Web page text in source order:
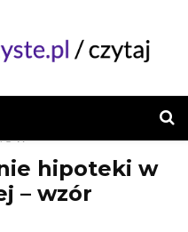
hipoteki w
– wzór